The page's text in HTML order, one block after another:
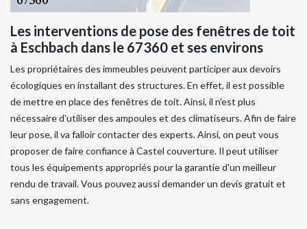
Les interventions de pose des fenêtres de toit
à Eschbach dans le 67360 et ses environs
Les propriétaires des immeubles peuvent participer aux devoirs
écologiques en installant des structures. En effet, il est possible
de mettre en place des fenêtres de toit. Ainsi, il n'est plus
nécessaire d'utiliser des ampoules et des climatiseurs. Afin de faire
leur pose, il va falloir contacter des experts. Ainsi, on peut vous
proposer de faire confiance à Castel couverture. Il peut utiliser
tous les équipements appropriés pour la garantie d'un meilleur
rendu de travail. Vous pouvez aussi demander un devis gratuit et
sans engagement.